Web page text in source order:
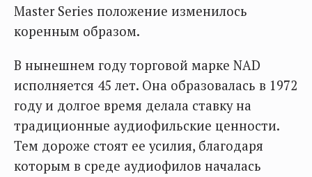
Master Series положение изменилось
коренным образом.
В нынешнем году торговой марке NAD
исполняется 45 лет. Она образовалась в 1972
году и долгое время делала ставку на
традиционные аудиофильские ценности.
Тем дороже стоят ее усилия, благодаря
которым в среде аудиофилов началась